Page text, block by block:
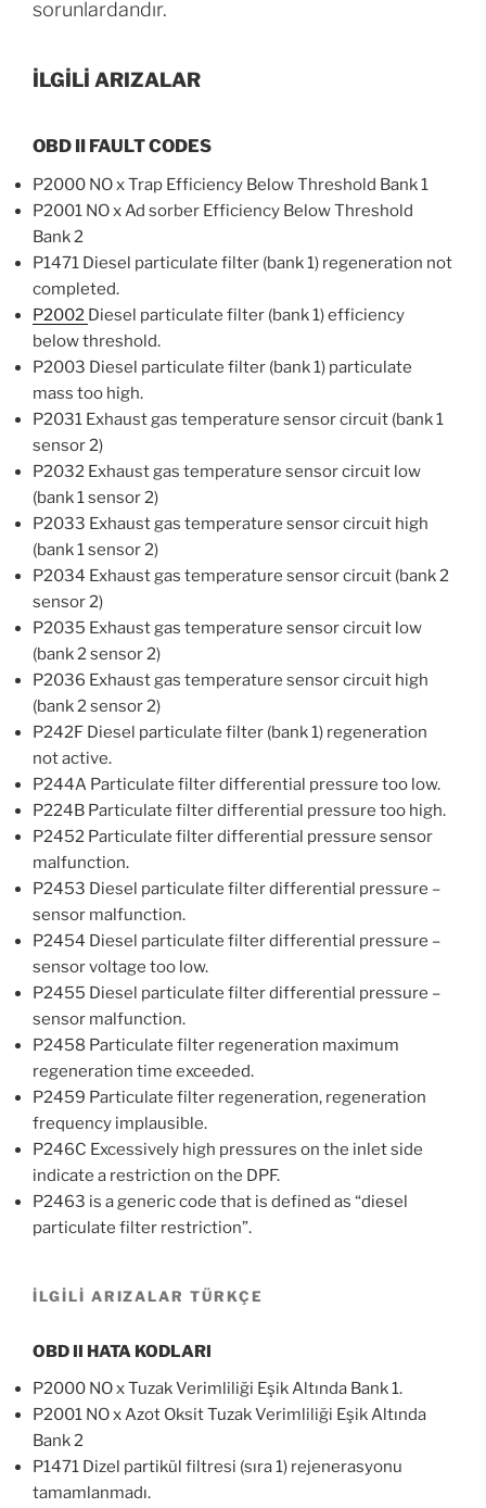
sorunlardandır.
İLGİLİ ARIZALAR
OBD II FAULT CODES
P2000 NO x Trap Efficiency Below Threshold Bank 1
P2001 NO x Ad sorber Efficiency Below Threshold
Bank 2
P1471 Diesel particulate filter (bank 1) regeneration not
completed.
P2002 Diesel particulate filter (bank 1) efficiency
below threshold.
P2003 Diesel particulate filter (bank 1) particulate
mass too high.
P2031 Exhaust gas temperature sensor circuit (bank 1
sensor 2)
P2032 Exhaust gas temperature sensor circuit low
(bank 1 sensor 2)
P2033 Exhaust gas temperature sensor circuit high
(bank 1 sensor 2)
P2034 Exhaust gas temperature sensor circuit (bank 2
sensor 2)
P2035 Exhaust gas temperature sensor circuit low
(bank 2 sensor 2)
P2036 Exhaust gas temperature sensor circuit high
(bank 2 sensor 2)
P242F Diesel particulate filter (bank 1) regeneration
not active.
P244A Particulate filter differential pressure too low.
P224B Particulate filter differential pressure too high.
P2452 Particulate filter differential pressure sensor
malfunction.
P2453 Diesel particulate filter differential pressure –
sensor malfunction.
P2454 Diesel particulate filter differential pressure –
sensor voltage too low.
P2455 Diesel particulate filter differential pressure –
sensor malfunction.
P2458 Particulate filter regeneration maximum
regeneration time exceeded.
P2459 Particulate filter regeneration, regeneration
frequency implausible.
P246C Excessively high pressures on the inlet side
indicate a restriction on the DPF.
P2463 is a generic code that is defined as “diesel
particulate filter restriction”.
İLGİLİ ARIZALAR TÜRKÇE
OBD II HATA KODLARI
P2000 NO x Tuzak Verimliliği Eşik Altında Bank 1.
P2001 NO x Azot Oksit Tuzak Verimliliği Eşik Altında
Bank 2
P1471 Dizel partikül filtresi (sıra 1) rejenerasyonu
tamamlanmadı.